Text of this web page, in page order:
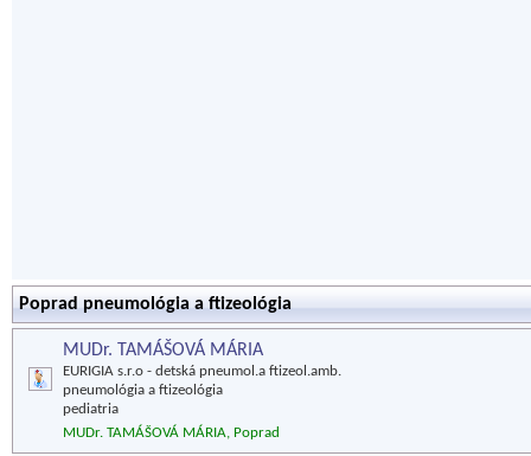
Poprad pneumológia a ftizeológia
MUDr. TAMÁŠOVÁ MÁRIA
EURIGIA s.r.o - detská pneumol.a ftizeol.amb.
pneumológia a ftizeológia
pediatria
MUDr. TAMÁŠOVÁ MÁRIA, Poprad